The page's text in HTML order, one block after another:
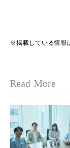
※掲載している情報
Read More